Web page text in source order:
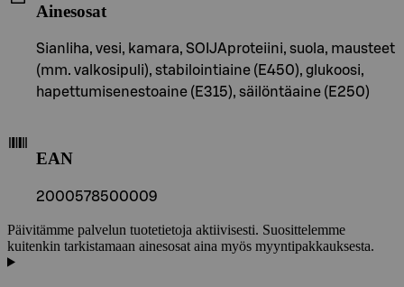
Ainesosat
Sianliha, vesi, kamara, SOIJAproteiini, suola, mausteet
(mm. valkosipuli), stabilointiaine (E450), glukoosi,
hapettumisenestoaine (E315), säilöntäaine (E250)
EAN
2000578500009
Päivitämme palvelun tuotetietoja aktiivisesti. Suosittelemme
kuitenkin tarkistamaan ainesosat aina myös myyntipakkauksesta.